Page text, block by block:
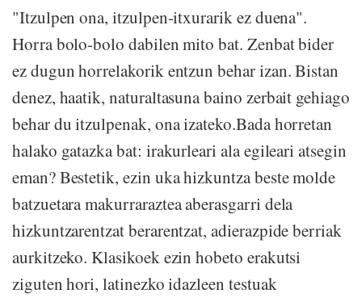
"Itzulpen ona, itzulpen-itxurarik ez duena".
Horra bolo-bolo dabilen mito bat. Zenbat bider
ez dugun horrelakorik entzun behar izan. Bistan
denez, haatik, naturaltasuna baino zerbait gehiago
behar du itzulpenak, ona izateko.Bada horretan
halako gatazka bat: irakurleari ala egileari atsegin
eman? Bestetik, ezin uka hizkuntza beste molde
batzuetara makurraraztea aberasgarri dela
hizkuntzarentzat berarentzat, adierazpide berriak
aurkitzeko. Klasikoek ezin hobeto erakutsi
ziguten hori, latinezko idazleen testuak